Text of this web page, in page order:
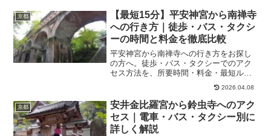
京都
【最短15分】平安神宮から南禅寺
への行き方｜徒歩・バス・タクシ
ーの時間と料金を徹底比較
平安神宮から南禅寺への行き方をお探し
の方へ。徒歩・バス・タクシーでのアク
セス方法を、所要時間・料金・最短ルー
トまでわかりやすく解説します。「最短
で行きたい」「料金を安く抑えたい」
「迷わず行きたい」といったニーズ別
に、最適な移動手段も紹介。初...
2026.04.08
京都
安井金比羅宮から鈴虫寺へのアク
セス｜電車・バス・タクシー別に
詳しく解説